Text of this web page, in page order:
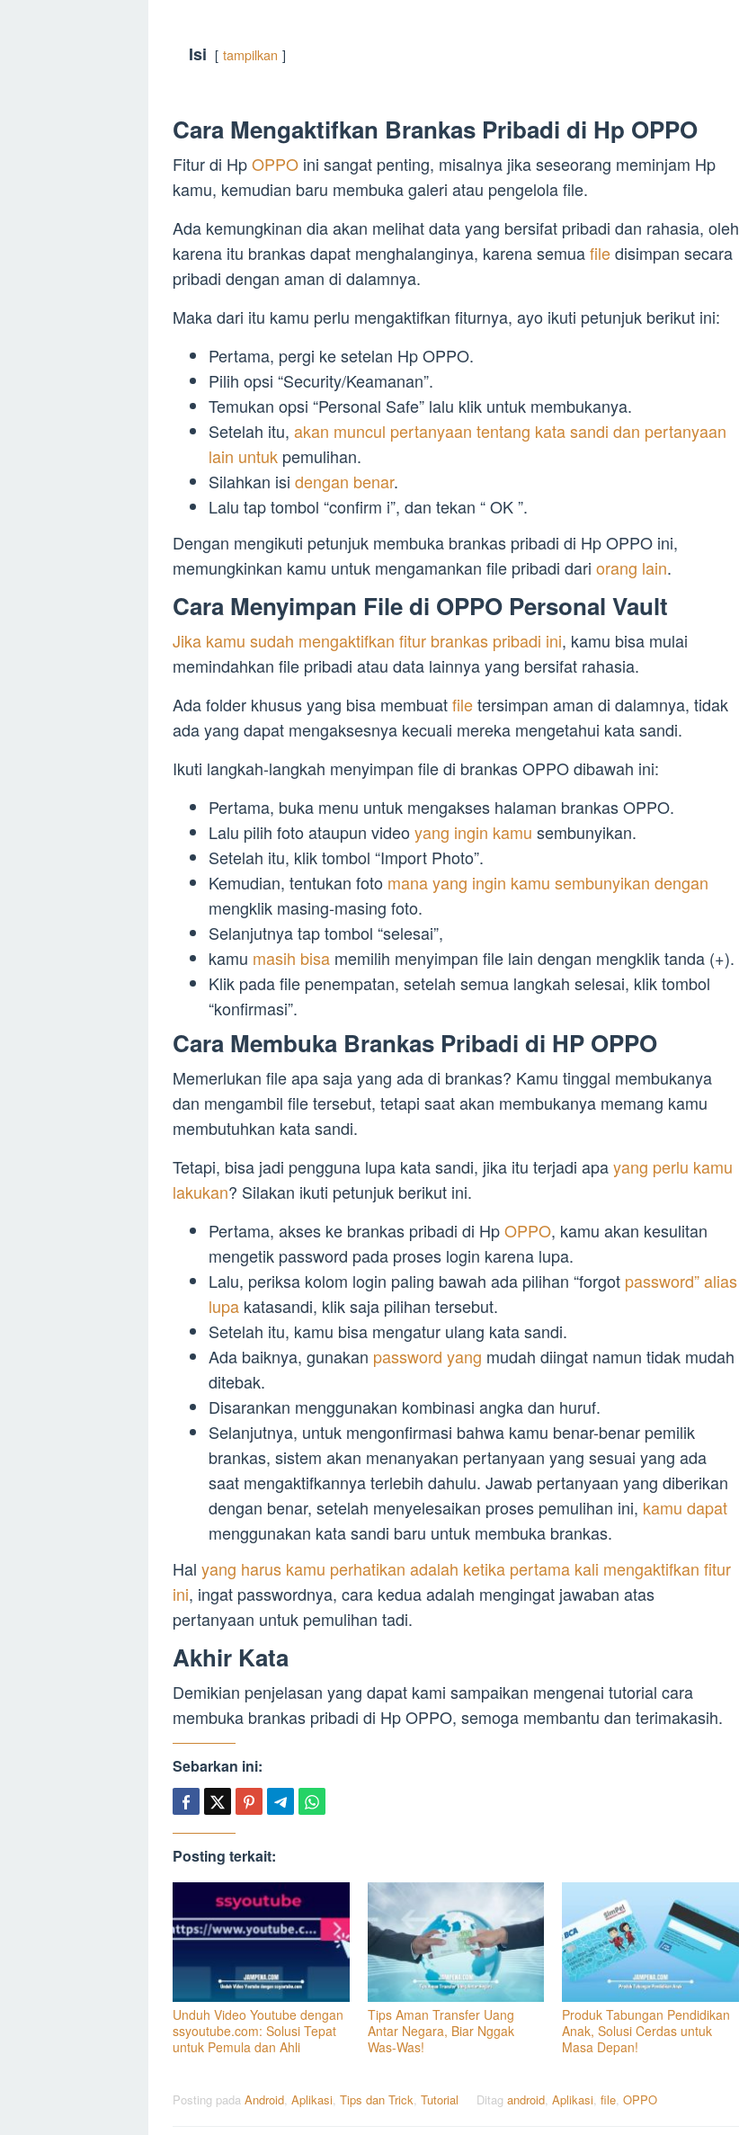
Isi tampilkan
Cara Mengaktifkan Brankas Pribadi di Hp OPPO
Fitur di HpOPPO ini sangat penting, misalnya jika seseorang meminjam Hp
kamu, kemudian baru membuka galeri atau pengelola file.
Ada kemungkinan dia akan melihat data yang bersifat pribadi dan rahasia, oleh
karena itu brankas dapat menghalanginya, karena semuafiledisimpan secara
pribadi dengan aman di dalamnya.
Maka dari itu kamu perlu mengaktifkan fiturnya, ayo ikuti petunjuk berikut ini:
Pertama, pergi ke setelan Hp OPPO.
Pilih opsi “Security/Keamanan”.
Temukan opsi “Personal Safe” lalu klik untuk membukanya.
Setelah itu, akan muncul pertanyaan tentang kata sandi dan pertanyaan
lain untuk pemulihan.
Silahkan isi dengan benar.
Lalu tap tombol “confirm i”, dan tekan “ OK ”.
Dengan mengikuti petunjuk membuka brankas pribadi di Hp OPPO ini,
memungkinkan kamu untuk mengamankan file pribadi dari orang lain.
Cara Menyimpan File di OPPO Personal Vault
Jika kamu sudah mengaktifkan fitur brankas pribadi ini, kamu bisa mulai
memindahkan file pribadi atau data lainnya yang bersifat rahasia.
Ada folder khusus yang bisa membuatfiletersimpan aman di dalamnya, tidak
ada yang dapat mengaksesnya kecuali mereka mengetahui kata sandi.
Ikuti langkah-langkah menyimpan file di brankas OPPO dibawah ini:
Pertama, buka menu untuk mengakses halaman brankas OPPO.
Lalu pilih foto ataupun videoyang ingin kamu sembunyikan.
Setelah itu, klik tombol “Import Photo”.
Kemudian, tentukan foto mana yang ingin kamu sembunyikan dengan
mengklik masing-masing foto.
Selanjutnya tap tombol “selesai”,
kamu masih bisa memilih menyimpan file lain dengan mengklik tanda (+).
Klik pada file penempatan, setelah semua langkah selesai, klik tombol
“konfirmasi”.
Cara Membuka Brankas Pribadi di HP OPPO
Memerlukan file apa saja yang ada di brankas? Kamu tinggal membukanya
dan mengambil file tersebut, tetapi saat akan membukanya memang kamu
membutuhkan kata sandi.
Tetapi, bisa jadi pengguna lupa kata sandi, jika itu terjadi apayang perlu kamu
lakukan? Silakan ikuti petunjuk berikut ini.
Pertama, akses ke brankas pribadi di HpOPPO, kamu akan kesulitan
mengetik password pada proses login karena lupa.
Lalu, periksa kolom login paling bawah ada pilihan “forgot password” alias
lupa katasandi, klik saja pilihan tersebut.
Setelah itu, kamu bisa mengatur ulang kata sandi.
Ada baiknya, gunakan password yang mudah diingat namun tidak mudah
ditebak.
Disarankan menggunakan kombinasi angka dan huruf.
Selanjutnya, untuk mengonfirmasi bahwa kamu benar-benar pemilik
brankas, sistem akan menanyakan pertanyaan yang sesuai yang ada
saat mengaktifkannya terlebih dahulu. Jawab pertanyaan yang diberikan
dengan benar, setelah menyelesaikan proses pemulihan ini, kamu dapat
menggunakan kata sandi baru untuk membuka brankas.
Hal yang harus kamu perhatikan adalah ketika pertama kali mengaktifkan fitur
ini, ingat passwordnya, cara kedua adalah mengingat jawaban atas
pertanyaan untuk pemulihan tadi.
Akhir Kata
Demikian penjelasan yang dapat kami sampaikan mengenai tutorial cara
membuka brankas pribadi di Hp OPPO, semoga membantu dan terimakasih.
Sebarkan ini:
Posting terkait:
Unduh Video Youtube dengan
ssyoutube.com: Solusi Tepat
untuk Pemula dan Ahli
Tips Aman Transfer Uang
Antar Negara, Biar Nggak
Was-Was!
Produk Tabungan Pendidikan
Anak, Solusi Cerdas untuk
Masa Depan!
Posting pada Android Aplikasi Tips dan Trick Tutorial Ditag android Aplikasi file OPPO